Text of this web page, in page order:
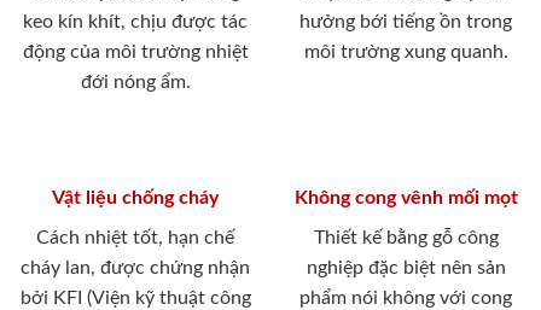
keo kín khít, chịu được tác
động của môi trường nhiệt
đới nóng ẩm.
hưởng bới tiếng ồn trong
môi trường xung quanh.
Vật liệu chống cháy
Cách nhiệt tốt, hạn chế
cháy lan, được chứng nhận
bởi KFI (Viện kỹ thuật công
Không cong vênh mối mọt
Thiết kế bằng gỗ công
nghiệp đặc biệt nên sản
phẩm nói không với cong